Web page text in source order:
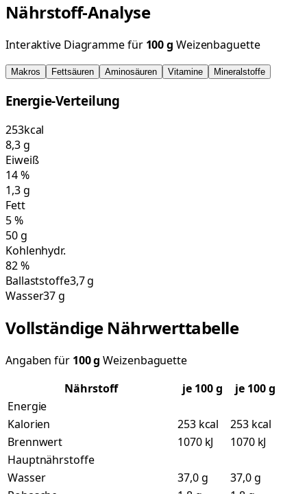
Nährstoff-Analyse
Interaktive Diagramme für 100g Weizenbaguette
Makros Fettsäuren Aminosäuren Vitamine Mineralstoffe
Energie-Verteilung
253kcal
8,3g
Eiweiß
14%
1,3g
Fett
5%
50g
Kohlenhydr.
82%
Ballaststoffe3,7 g
Wasser37 g
Vollständige Nährwerttabelle
Angaben für 100g Weizenbaguette
Nährstoff
je 100g
je 100 g
Energie
Kalorien
253 kcal
253 kcal
Brennwert
1070 kJ
1070 kJ
Hauptnährstoffe
Wasser
37,0 g
37,0 g